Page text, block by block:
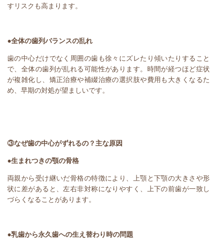
すリスクも高まります。
●全体の歯列バランスの乱れ
歯の中心だけでなく周囲の歯も徐々にズレたり傾いたりすること
で、全体の歯列が乱れる可能性があります。時間が経つほど症状
が複雑化し、矯正治療や補綴治療の選択肢や費用も大きくなるた
め、早期の対処が望ましいです。
③なぜ歯の中心がずれるの？主な原因
●生まれつきの顎の骨格
両親から受け継いだ骨格の特徴により、上顎と下顎の大きさや形
状に差があると、左右非対称になりやすく、上下の前歯が一致し
づらくなることがあります。
●乳歯から永久歯への生え替わり時の問題